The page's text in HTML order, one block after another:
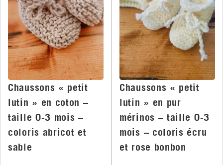
Chaussons « petit
lutin » en coton –
taille 0-3 mois –
coloris abricot et
sable
Chaussons « petit
lutin » en pur
mérinos – taille 0-3
mois – coloris écru
et rose bonbon